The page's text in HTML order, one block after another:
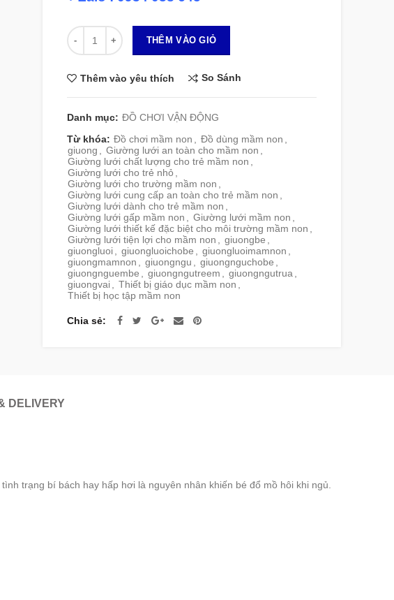
Số lượng
THÊM VÀO GIỎ
Thêm vào yêu thích So Sánh
Danh mục: ĐỒ CHƠI VẬN ĐỘNG
Từ khóa: Đồ chơi mầm non , Đồ dùng mầm non ,
giuong , Giường lưới an toàn cho mầm non ,
Giường lưới chất lượng cho trẻ mầm non ,
Giường lưới cho trẻ nhỏ ,
Giường lưới cho trường mầm non ,
Giường lưới cung cấp an toàn cho trẻ mầm non ,
Giường lưới dành cho trẻ mầm non ,
Giường lưới gấp mầm non , Giường lưới mầm non ,
Giường lưới thiết kế đặc biệt cho môi trường mầm non ,
Giường lưới tiện lợi cho mầm non , giuongbe ,
giuongluoi , giuongluoichobe , giuongluoimamnon ,
giuongmamnon , giuongngu , giuongnguchobe ,
giuongnguembe , giuongngutreem , giuongngutrua ,
giuongvai , Thiết bị giáo dục mầm non ,
Thiết bị học tập mầm non
Chia sẻ
DELIVERY
trạng bí bách hay hấp hơi là nguyên nhân khiến bé đổ mồ hôi khi ngủ.